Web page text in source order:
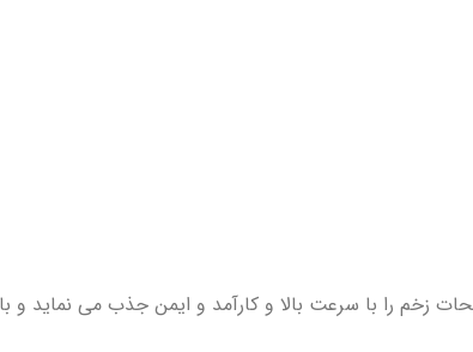
زخم را با سرعت بالا و کارآمد و ایمن جذب می نماید و